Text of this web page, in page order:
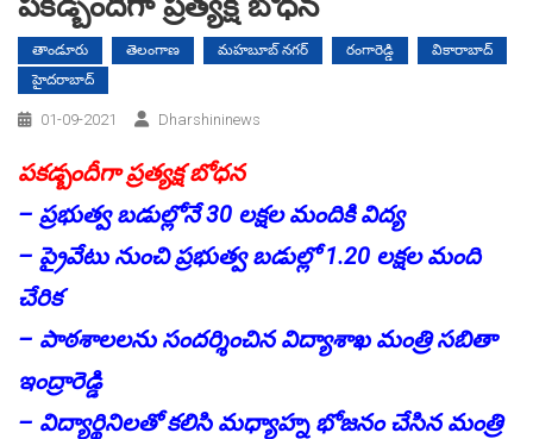
తాండూరు తెలంగాణ మహబూబ్ నగర్ రంగారెడ్డి
వికారాబాద్
హైదరాబాద్
01-09-2021 Dharshininews
ప‌క‌డ్బందీగా ప్ర‌త్య‌క్ష బోధ‌న
– ప్ర‌భుత్వ బ‌డుల్లోనే 30 ల‌క్ష‌ల మందికి విద్య
– ప్రైవేటు నుంచి ప్ర‌భుత్వ బ‌డుల్లో 1.20 ల‌క్ష‌ల మంది
చేరిక
– పాఠ‌శాల‌ల‌ను సంద‌ర్శించిన విద్యాశాఖ మంత్రి స‌బితా
ఇంద్రారెడ్డి
– విద్యార్థినిల‌తో క‌లిసి మ‌ధ్యాహ్న భోజ‌నం చేసిన మంత్రి